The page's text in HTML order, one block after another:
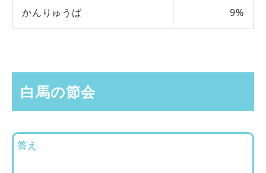
かんりゅうば 9%
白馬の節会
答え